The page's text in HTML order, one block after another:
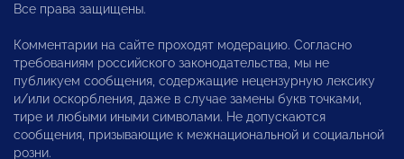
Все права защищены.
Комментарии на сайте проходят модерацию. Согласно
требованиям российского законодательства, мы не
публикуем сообщения, содержащие нецензурную лексику
и/или оскорбления, даже в случае замены букв точками,
тире и любыми иными символами. Не допускаются
сообщения, призывающие к межнациональной и социальной
розни.